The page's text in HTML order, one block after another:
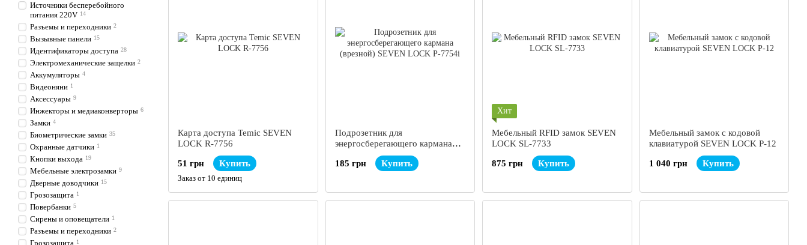
Карта доступа Temic SEVEN
LOCK R-7756
51 грн Купить
Заказ от 10 единиц
Подрозетник для
энергосберегающего кармана
(врезной) SEVEN LOCK P-7754i
185 грн
Купить
Хит
Мебельный RFID замок SEVEN
LOCK SL-7733
875 грн Купить
Мебельный замок с кодовой
клавиатурой SEVEN LOCK P-12
1 040 грн Купить
Источники бесперебойного
питания 220V 14
Разъемы и переходники 2
Вызывные панели 15
Идентификаторы доступа 28
Электромеханические защелки 2
Аккумуляторы 4
Видеоняни 1
Аксессуары 9
Инжекторы и медиаконверторы 6
Замки 4
Биометрические замки 35
Охранные датчики 1
Кнопки выхода 19
Мебельные электрозамки 9
Дверные доводчики 15
Грозозащита 1
Повербанки 5
Сирены и оповещатели 1
Разъемы и переходники 2
Грозозащита 1